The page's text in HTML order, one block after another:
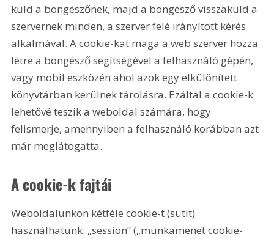
küld a böngészőnek, majd a böngésző visszaküld a
szervernek minden, a szerver felé irányított kérés
alkalmával. A cookie-kat maga a web szerver hozza
létre a böngésző segítségével a felhasználó gépén,
vagy mobil eszközén ahol azok egy elkülönített
könyvtárban kerülnek tárolásra. Ezáltal a cookie-k
lehetővé teszik a weboldal számára, hogy
felismerje, amennyiben a felhasználó korábban azt
már meglátogatta.
A cookie-k fajtái
Weboldalunkon kétféle cookie-t (sütit)
használhatunk: „session” („munkamenet cookie-